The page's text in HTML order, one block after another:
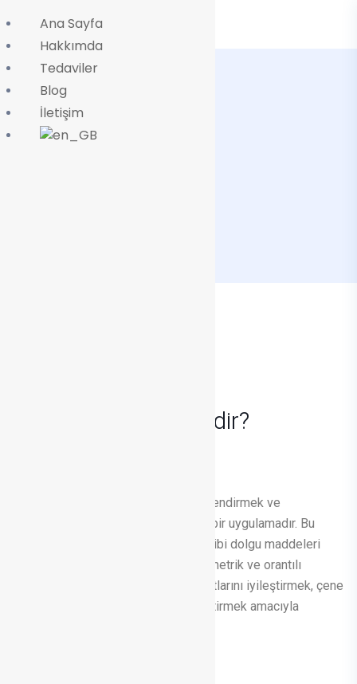
Çene Ucu Dolgusu
Nedir?
, çene hattını şekillendirmek ve
belirginleştirmek için yapılan estetik bir uygulamadır. Bu
işlemde, çene ucuna hyaluronik asit gibi dolgu maddeleri
enjekte edilir. Çene yapısının daha simetrik ve orantılı
görünmesini sağlar. Genellikle yüz hatlarını iyileştirmek, çene
ucunu daha keskin ve estetik hale getirmek amacıyla
Ana Sayfa
Hakkımda
Tedaviler
Blog
İletişim